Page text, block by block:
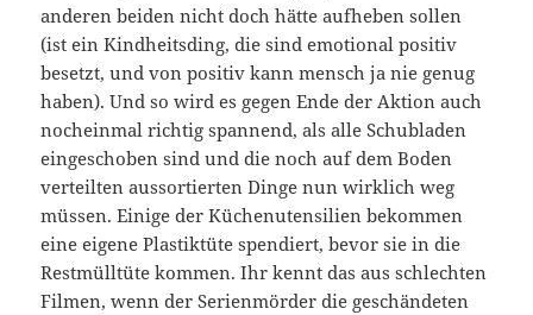
anderen beiden nicht doch hätte aufheben sollen
(ist ein Kindheitsding, die sind emotional positiv
besetzt, und von positiv kann mensch ja nie genug
haben). Und so wird es gegen Ende der Aktion auch
nocheinmal richtig spannend, als alle Schubladen
eingeschoben sind und die noch auf dem Boden
verteilten aussortierten Dinge nun wirklich weg
müssen. Einige der Küchenutensilien bekommen
eine eigene Plastiktüte spendiert, bevor sie in die
Restmülltüte kommen. Ihr kennt das aus schlechten
Filmen, wenn der Serienmörder die geschändeten